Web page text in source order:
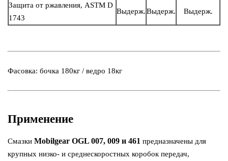
Защита от ржавления, ASTM D
1743
Выдерж.Выдерж. Выдерж.
Фасовка: бочка 180кг / ведро 18кг
Применение
Смазки Mobilgear OGL 007, 009 и 461 предназначены для
крупных низко- и среднескоростных коробок передач,